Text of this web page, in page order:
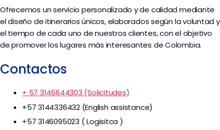
Ofrecemos un servicio personalizado y de calidad mediante
el diseño de itinerarios únicos, elaborados según la voluntad y
el tiempo de cada uno de nuestros clientes, con el objetivo
de promover los lugares más interesantes de Colombia.
Contactos
+ 57 3146644303 (Solicitudes)
+57 3144336432 (English assistance)
+57 3146095023 ( Logisitca )